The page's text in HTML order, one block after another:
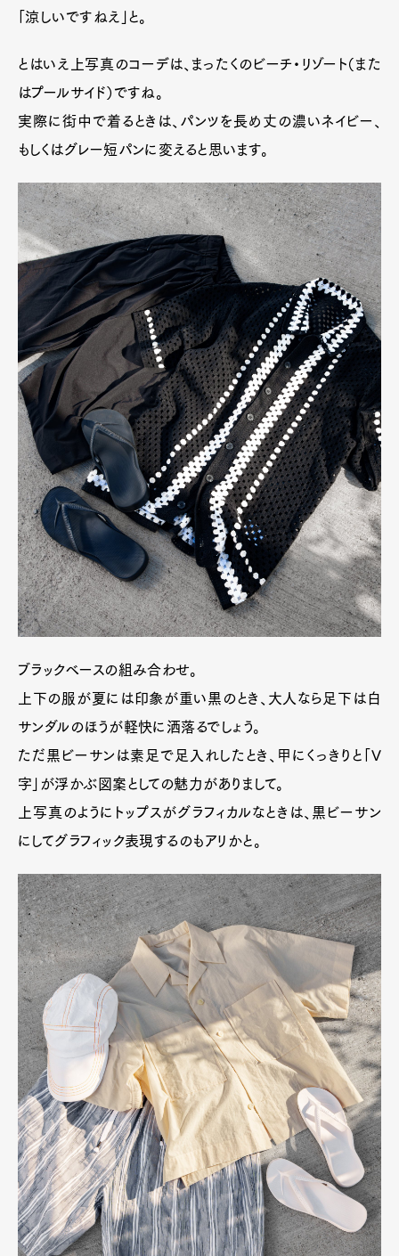
「涼しいですねえ」と。
とはいえ上写真のコーデは、まったくのビーチ・リゾート（また
はプールサイド）ですね。
実際に街中で着るときは、パンツを長め丈の濃いネイビー、
もしくはグレー短パンに変えると思います。
ブラックベースの組み合わせ。
上下の服が夏には印象が重い黒のとき、大人なら足下は白
サンダルのほうが軽快に洒落るでしょう。
ただ黒ビーサンは素足で足入れしたとき、甲にくっきりと「V
字」が浮かぶ図案としての魅力がありまして。
上写真のようにトップスがグラフィカルなときは、黒ビーサン
にしてグラフィック表現するのもアリかと。